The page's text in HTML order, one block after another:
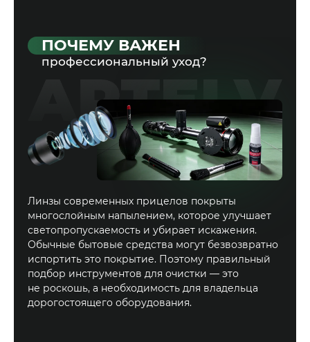
ПОЧЕМУ ВАЖЕН
профессиональный уход?
Линзы современных прицелов покрыты
многослойным напылением, которое улучшает
светопропускаемость и убирает искажения.
Обычные бытовые средства могут безвозвратно
испортить это покрытие. Поэтому правильный
подбор инструментов для очистки — это
не роскошь, а необходимость для владельца
дорогостоящего оборудования.